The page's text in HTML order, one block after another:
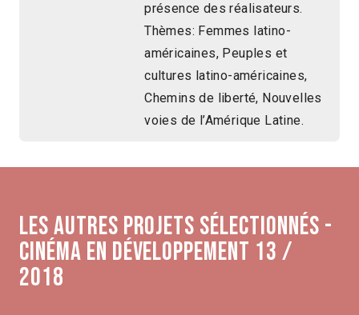
présence des réalisateurs.
Thèmes: Femmes latino-
américaines, Peuples et
cultures latino-américaines,
Chemins de liberté, Nouvelles
voies de l’Amérique Latine.
Les autres projets sélectionnés -
Cinéma en développement 13 /
2018